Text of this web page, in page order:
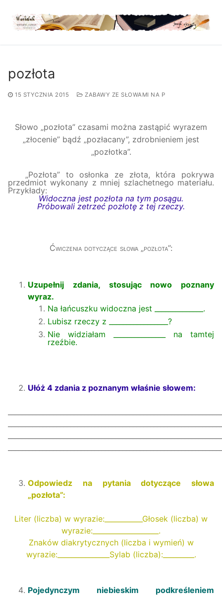
treści
pozłota
15 STYCZNIA 2015 ZABAWY ZE SŁOWAMI NA P
Słowo „pozłota” czasami można zastąpić wyrazem
„złocenie” bądź „pozłacany”, zdrobnieniem jest
„pozłotka”.
„Pozłota” to osłonka ze złota, która pokrywa
przedmiot wykonany z mniej szlachetnego materiału.
Przykłady:
Widoczna jest pozłota na tym posągu.
Próbowali zetrzeć pozłotę z tej rzeczy.
Ćwiczenia dotyczące słowa „pozłota”:
Uzupełnij zdania, stosując nowo poznany
wyraz.
Na łańcuszku widoczna jest ______________.
Lubisz rzeczy z _________________?
Nie widziałam _______________ na tamtej
rzeźbie.
Ułóż 4 zdania z poznanym właśnie słowem:
Odpowiedz na pytania dotyczące słowa
„pozłota”:
Liter (liczba) w wyrazie:___________Głosek (liczba) w
wyrazie:___________________.
Znaków diakrytycznych (liczba i wymień) w
wyrazie:_______________Sylab (liczba):_________.
Pojedynczym niebieskim podkreśleniem